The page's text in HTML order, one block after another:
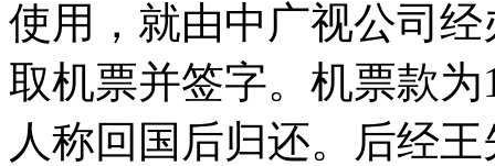
使用，就由中广视公司
取机票并签字。机票款
人称回国后归还。后经